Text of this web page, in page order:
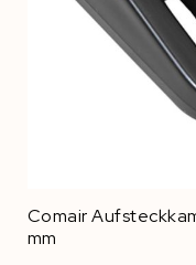
Comair
mm